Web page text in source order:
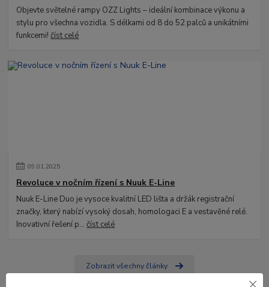
Objevte světelné rampy OZZ Lights – ideální kombinace výkonu a
stylu pro všechna vozidla. S délkami od 8 do 52 palců a unikátními
funkcemi!číst celé
09.01.2025
Revoluce v nočním řízení s Nuuk E-Line
Nuuk E-Line Duo je vysoce kvalitní LED lišta a držák registrační
značky, který nabízí vysoký dosah, homologaci E a vestavěné relé.
Inovativní řešení p...číst celé
Zobrazit všechny články